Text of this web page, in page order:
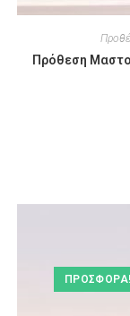
Πρόθεση
ΠΡΟΣΦΟΡΆ!